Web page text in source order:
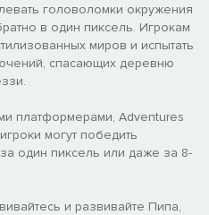
головоломки окружения
в один пиксель. Игрокам
миров и испытать
спасающих деревню
платформерами, Adventures
могут победить
один пиксель или даже за 8-
и развивайте Пипа,